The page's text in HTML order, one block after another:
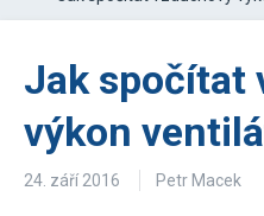
Jak spočítat
výkon
24. září 2016 Petr Macek